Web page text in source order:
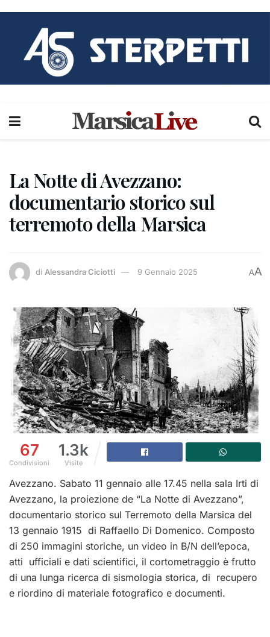
La Notte di Avezzano:
documentario storico sul
terremoto della Marsica
di Alessandra Ciciotti 9 Gennaio 2025 AA
67
Condivisioni
1.3k
Visite
Avezzano. Sabato 11 gennaio alle 17.45 nella sala Irti di
Avezzano, la proiezione de “La Notte di Avezzano”,
documentario storico sul Terremoto della Marsica del
13 gennaio 1915 di Raffaello Di Domenico. Composto
di 250 immagini storiche, un video in B/N dell’epoca,
atti ufficiali e dati scientifici, il cortometraggio è frutto
di una lunga ricerca di sismologia storica, di recupero
e riordino di materiale fotografico e documenti.